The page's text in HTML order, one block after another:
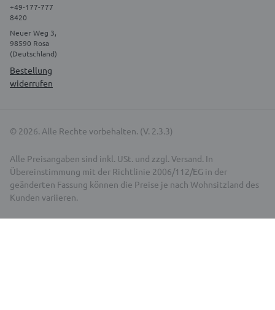
+49-177-777
8420
Neuer Weg 3,
98590 Rosa
(Deutschland)
Bestellung
widerrufen
© 2026. Alle Rechte vorbehalten. (V. 2.3.3)
Alle Preisangaben sind inkl. USt. und zzgl. Versand. In
Übereinstimmung mit der Richtlinie 2006/112/EG in der
geänderten Fassung können die Preise je nach Wohnsitzland des
Kunden variieren.